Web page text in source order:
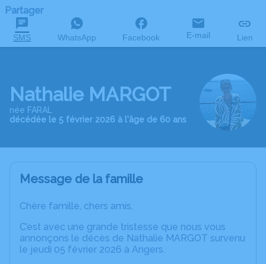
Partager
SMS WhatsApp Facebook E-mail Lien
Nathalie MARGOT
née FARAL
décédée le 5 février 2026 à l'âge de 60 ans
Message de la famille
Chère famille, chers amis,
C’est avec une grande tristesse que nous vous
annonçons le décès de Nathalie MARGOT survenu
le jeudi 05 février 2026 à Angers.